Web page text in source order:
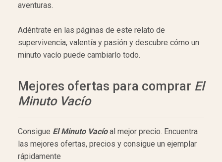
aventuras.
Adéntrate en las páginas de este relato de
supervivencia, valentía y pasión y descubre cómo un
minuto vacío puede cambiarlo todo.
Mejores ofertas para comprar El
Minuto Vacío
Consigue El Minuto Vacíoal mejor precio. Encuentra
las mejores ofertas, precios y consigue un ejemplar
rápidamente